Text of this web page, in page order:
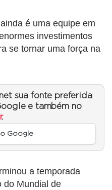
é uma equipe em
investimentos
se tornar uma força na
sua fonte preferida
e também no
.
Google
a temporada
do Mundial de